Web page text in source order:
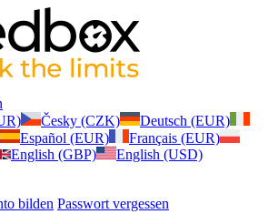
Česky (CZK)
Deutsch (EUR)
Español (EUR)
Français (EUR)
English (GBP) English (USD)
bilden Passwort vergessen